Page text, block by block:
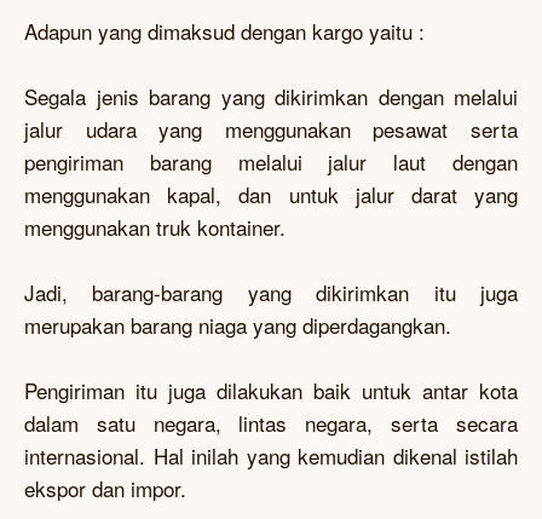
Adapun yang dimaksud dengan kargo yaitu :
Segala jenis barang yang dikirimkan dengan melalui
jalur udara yang menggunakan pesawat serta
pengiriman barang melalui jalur laut dengan
menggunakan kapal, dan untuk jalur darat yang
menggunakan truk kontainer.
Jadi, barang-barang yang dikirimkan itu juga
merupakan barang niaga yang diperdagangkan.
Pengiriman itu juga dilakukan baik untuk antar kota
dalam satu negara, lintas negara, serta secara
internasional. Hal inilah yang kemudian dikenal istilah
ekspor dan impor.